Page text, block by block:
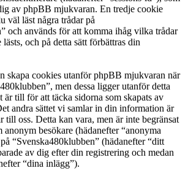
av phpBB mjukvaran. En tredje cookie
väl läst några trådar på
och används för att komma ihåg vilka trådar
och på detta sätt förbättras din
skapa cookies utanför phpBB mjukvaran när
men dessa ligger utanför detta
är till för att täcka sidorna som skapats av
andra sättet vi samlar in din information är
till oss. Detta kan vara, men är inte begränsat
besökare (hädanefter “anonyma
“Svenska480klubben” (hädanefter “ditt
av dig efter din registrering och medan
“dina inlägg”).